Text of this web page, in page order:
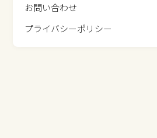
お問い合わせ
プライバシーポリシー